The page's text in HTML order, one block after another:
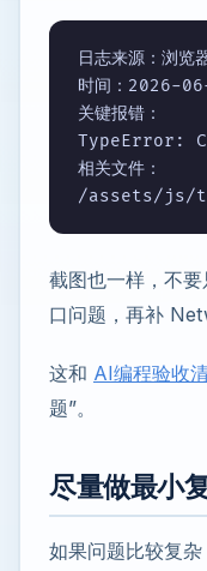
日志来源：浏览
时间：2026-
关键报错：
TypeError:
相关文件：
/assets/js/
截图也一样，不
口问题，再补
这和 AI编程验收
题”。
尽量做最小
如果问题比较复